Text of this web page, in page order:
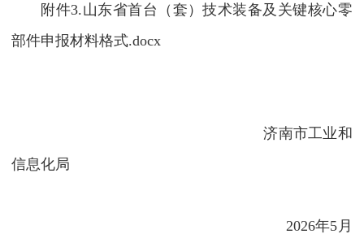
附件3.山东省首台（套）技术装备及关键核心零
部件申报材料格式.docx
济南市工业和
信息化局
2026年5月